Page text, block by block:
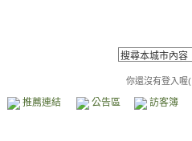
你還沒有登入喔(
推薦連結 公告區 訪客簿